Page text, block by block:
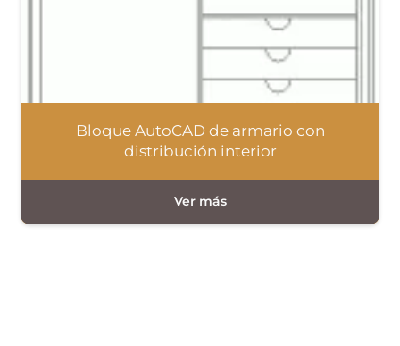
Bloque AutoCAD de armario con
distribución interior